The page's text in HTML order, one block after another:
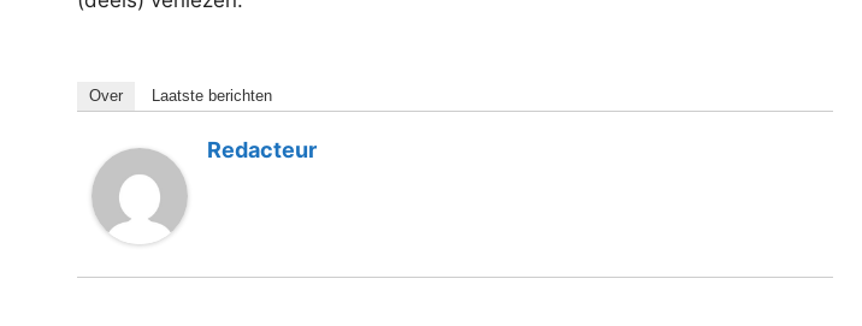
Over Laatste berichten
Redacteur